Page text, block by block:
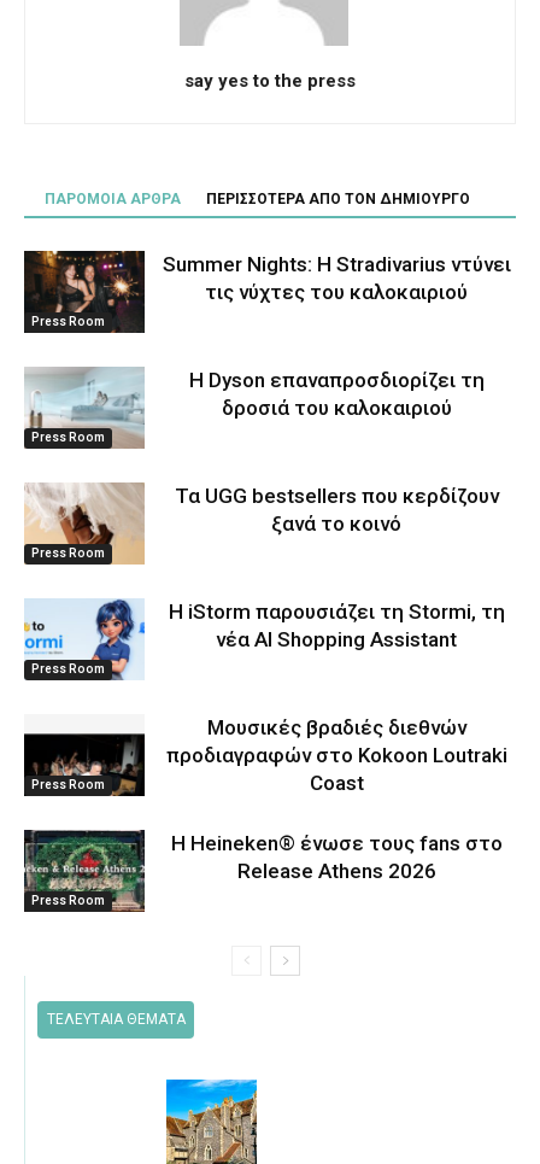
say yes to the press
ΠΑΡΟΜΟΙΑ ΑΡΘΡΑ ΠΕΡΙΣΣΟΤΕΡΑ ΑΠΟ ΤΟΝ ΔΗΜΙΟΥΡΓΟ
Press Room
Summer Nights: Η Stradivarius ντύνει
τις νύχτες του καλοκαιριού
Press Room
Η Dyson επαναπροσδιορίζει τη
δροσιά του καλοκαιριού
Press Room
Τα UGG bestsellers που κερδίζουν
ξανά το κοινό
Press Room
Η iStorm παρουσιάζει τη Stormi, τη
νέα AI Shopping Assistant
Press Room
Μουσικές βραδιές διεθνών
προδιαγραφών στο Kokoon Loutraki
Coast
Press Room
Η Heineken® ένωσε τους fans στο
Release Athens 2026
ΤΕΛΕΥΤΑΙΑ ΘΕΜΑΤΑ